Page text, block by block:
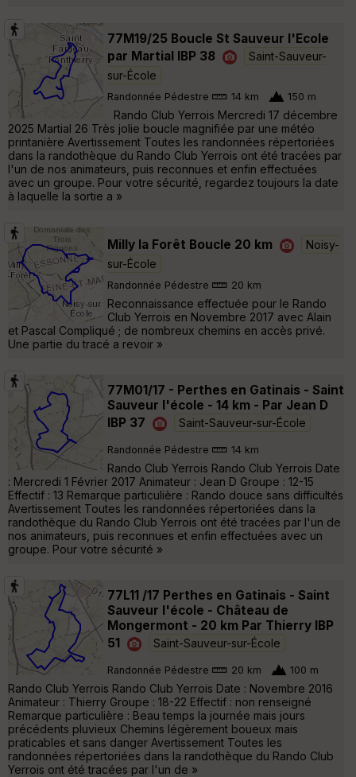
77M19/25 Boucle St Sauveur l'Ecole
par Martial IBP 38
Saint-Sauveur-
sur-École
Randonnée Pédestre 14 km 150 m
Rando Club Yerrois Mercredi 17 décembre
2025 Martial 26 Très jolie boucle magnifiée par une météo
printanière Avertissement Toutes les randonnées répertoriées
dans la randothèque du Rando Club Yerrois ont été tracées par
l'un de nos animateurs, puis reconnues et enfin effectuées
avec un groupe. Pour votre sécurité, regardez toujours la date
à laquelle la sortie a »
Milly la Forêt Boucle 20 km
Noisy-
sur-École
Randonnée Pédestre 20 km
Reconnaissance effectuée pour le Rando
Club Yerrois en Novembre 2017 avec Alain
et Pascal Compliqué ; de nombreux chemins en accès privé.
Une partie du tracé a revoir »
77M01/17 - Perthes en Gatinais - Saint
Sauveur l'école - 14 km - Par Jean D
IBP 37
Saint-Sauveur-sur-École
Randonnée Pédestre 14 km
Rando Club Yerrois Rando Club Yerrois Date
: Mercredi 1 Février 2017 Animateur : Jean D Groupe : 12-15
Effectif : 13 Remarque particulière : Rando douce sans difficultés
Avertissement Toutes les randonnées répertoriées dans la
randothèque du Rando Club Yerrois ont été tracées par l'un de
nos animateurs, puis reconnues et enfin effectuées avec un
groupe. Pour votre sécurité »
77L11 /17 Perthes en Gatinais - Saint
Sauveur l'école - Château de
Mongermont - 20 km Par Thierry IBP
51
Saint-Sauveur-sur-École
Randonnée Pédestre 20 km 100 m
Rando Club Yerrois Rando Club Yerrois Date : Novembre 2016
Animateur : Thierry Groupe : 18-22 Effectif : non renseigné
Remarque particulière : Beau temps la journée mais jours
précédents pluvieux Chemins légèrement boueux mais
praticables et sans danger Avertissement Toutes les
randonnées répertoriées dans la randothèque du Rando Club
Yerrois ont été tracées par l'un de »